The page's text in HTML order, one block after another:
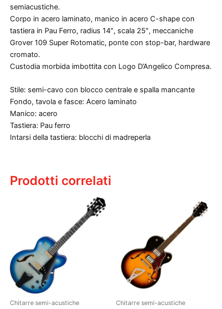
semiacustiche.
Corpo in acero laminato, manico in acero C-shape con
tastiera in Pau Ferro, radius 14″, scala 25″, meccaniche
Grover 109 Super Rotomatic, ponte con stop-bar, hardware
cromato.
Custodia morbida imbottita con Logo D’Angelico Compresa.
Stile: semi-cavo con blocco centrale e spalla mancante
Fondo, tavola e fasce: Acero laminato
Manico: acero
Tastiera: Pau ferro
Intarsi della tastiera: blocchi di madreperla
Prodotti correlati
Chitarre semi-acustiche Chitarre semi-acustiche